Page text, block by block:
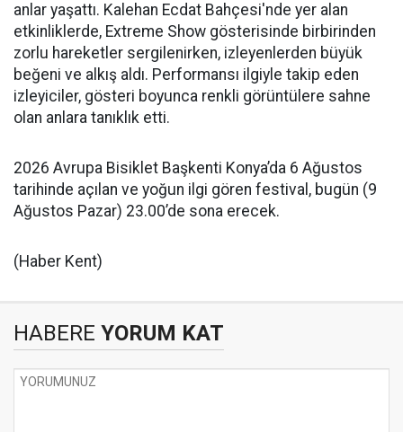
anlar yaşattı. Kalehan Ecdat Bahçesi'nde yer alan
etkinliklerde, Extreme Show gösterisinde birbirinden
zorlu hareketler sergilenirken, izleyenlerden büyük
beğeni ve alkış aldı. Performansı ilgiyle takip eden
izleyiciler, gösteri boyunca renkli görüntülere sahne
olan anlara tanıklık etti.
2026 Avrupa Bisiklet Başkenti Konya’da 6 Ağustos
tarihinde açılan ve yoğun ilgi gören festival, bugün (9
Ağustos Pazar) 23.00’de sona erecek.
(Haber Kent)
HABERE YORUM KAT